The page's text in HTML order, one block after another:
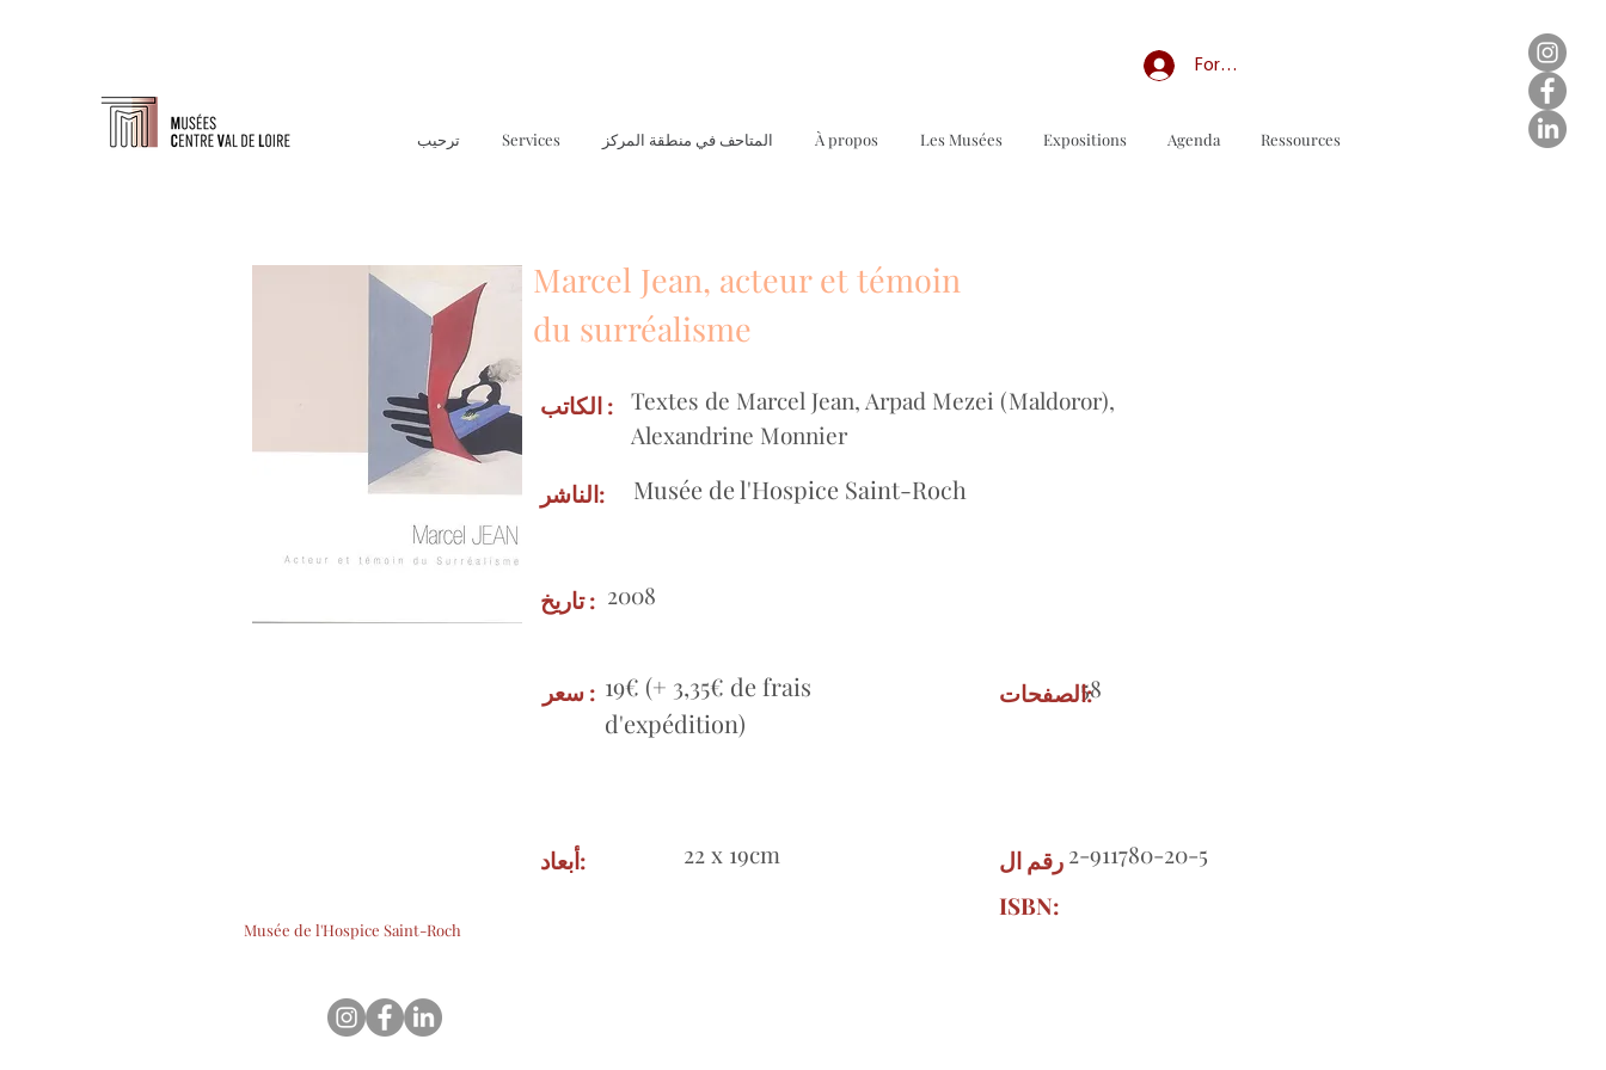
Forum professionnel/My Groups
ترحيب Services المتاحف في منطقة المركز À propos Les Musées Expositions Agenda Ressources
Marcel Jean, acteur et témoin
du surréalisme
الكاتب : Textes de Marcel Jean, Arpad Mezei (Maldoror),
Alexandrine Monnier
Musée de l'Hospice Saint-Roch الناشر:
2008 تاريخ :
19€ (+ 3,35€ de frais
d'expédition)
سعر : 58الصفحات:
Musée de l'Hospice Saint-Roch
22 x 19cm أبعاد: 2-911780-20-5رقم ال
ISBN: